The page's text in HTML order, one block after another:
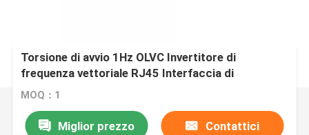
Torsione di avvio 1Hz OLVC Invertitore di
frequenza vettoriale RJ45 Interfaccia di
comunicazione
MOQ：1
Miglior prezzo Contattici